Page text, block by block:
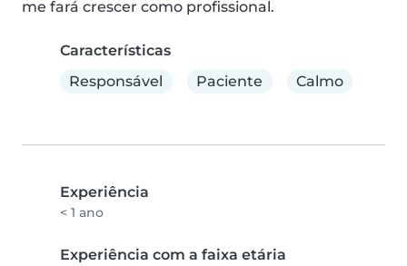
me fará crescer como profissional.
Características
Responsável
Paciente Calmo
Experiência
< 1 ano
Experiência com a faixa etária